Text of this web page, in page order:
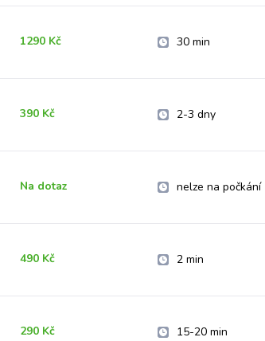
1290 Kč 30 min
390 Kč 2-3 dny
Na dotaz nelze na počkání
490 Kč 2 min
290 Kč 15-20 min